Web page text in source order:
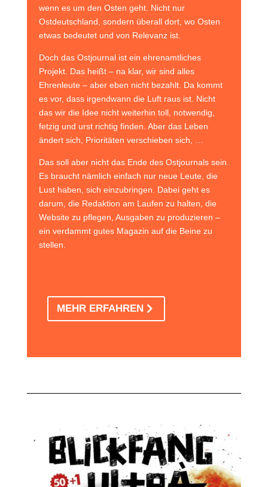
wenn es um den Osten geht. Nicht nur
Ostdeutschland, sondern überall dort, wo Osten
etwas bedeutet und von Relevanz ist.
Doch das Ostjournal ist ein ehrenamtliches
Projekt. Das heißt – na klar, wir sind alles
Ehrenleute – aber eben nicht bezahlt. Da kommt
es vor, dass irgendwann die Luft raus ist. Nicht
das wir die Idee nicht weiterhin toll, notwendig,
fetzig und urst richtig finden. Aber das Leben
ändert sich, Prioritäten verschieben sich, …
Das soll aber nicht das Ende des Ostjournals sein.
Es braucht nämlich einfach nur neue Leute, die
Lust haben, sich einzubringen. Dabei geht es
darum, die Redaktion am Laufen zu halten, die
Website zu pflegen, Ausgaben zu produzieren –
ein verdammt gutes Magazin auf die Beine zu
stellen.
MEHR ERFAHREN